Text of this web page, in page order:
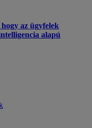
az ügyfelek
alapú